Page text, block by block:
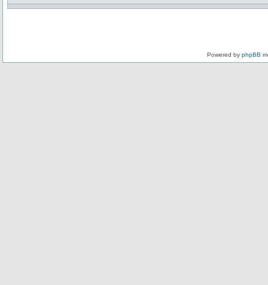
Powered by phpBB